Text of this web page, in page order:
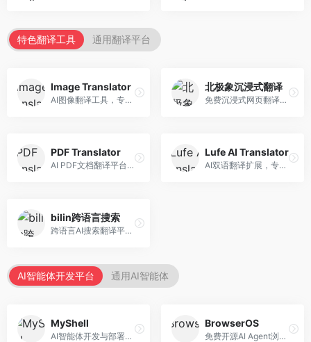
特色翻译工具 通用翻译平台
Image Translator
AI图像翻译工具，专注于图片文字翻译。面向设计师和电商从业者，提供图片文字识别、翻译、替换等服务，图像翻译效果好。
北极象沉浸式翻译
免费沉浸式网页翻译工具，专注于阅读体验。面向普通用户，提供网页双语翻译、文档翻译等服务，免费使用，翻译质量高。
PDF Translator
AI PDF文档翻译平台，专注于文档本地化。面向商务人士，提供PDF翻译、格式保留、批量处理等服务，文档翻译专业。
Lufe AI Translator
AI双语翻译扩展，专注于浏览器翻译场景。面向外语内容阅读者，提供网页双语翻译、划词翻译等服务，浏览器集成便捷。
bilin跨语言搜索
跨语言AI搜索翻译平台，专注于信息获取。面向研究者和内容创作者，提供跨语言搜索、内容翻译、信息整合等服务，跨语言检索能力强。
AI智能体开发平台 通用AI智能体
MyShell
AI智能体开发与部署平台，专注于语音交互智能体。面向开发者，提供语音智能体创建、部署服务、社区分享等功能，语音交互能力强。
BrowserOS
免费开源AI Agent浏览器，专注于浏览器自动化。面向开发者，提供浏览器控制、任务自动化、API接口等服务，开源免费。